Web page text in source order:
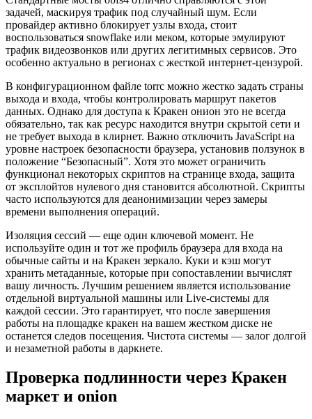
задачей, маскируя трафик под случайный шум. Если
провайдер активно блокирует узлы входа, стоит
воспользоваться snowflake или меком, которые эмулируют
трафик видеозвонков или других легитимных сервисов. Это
особенно актуально в регионах с жесткой интернет-цензурой.
В конфигурационном файле torrc можно жестко задать страны
выхода и входа, чтобы контролировать маршрут пакетов
данных. Однако для доступа к Кракен онион это не всегда
обязательно, так как ресурс находится внутри скрытой сети и
не требует выхода в клирнет. Важно отключить JavaScript на
уровне настроек безопасности браузера, установив ползунок в
положение “Безопасный”. Хотя это может ограничить
функционал некоторых скриптов на странице входа, защита
от эксплойтов нулевого дня становится абсолютной. Скрипты
часто используются для деанонимизации через замеры
времени выполнения операций.
Изоляция сессий — еще один ключевой момент. Не
используйте один и тот же профиль браузера для входа на
обычные сайты и на Кракен зеркало. Куки и кэш могут
хранить метаданные, которые при сопоставлении вычислят
вашу личность. Лучшим решением является использование
отдельной виртуальной машины или Live-системы для
каждой сессии. Это гарантирует, что после завершения
работы на площадке кракен на вашем жестком диске не
останется следов посещения. Чистота системы — залог долгой
и незаметной работы в даркнете.
Проверка подлинности через Кракен
маркет и onion